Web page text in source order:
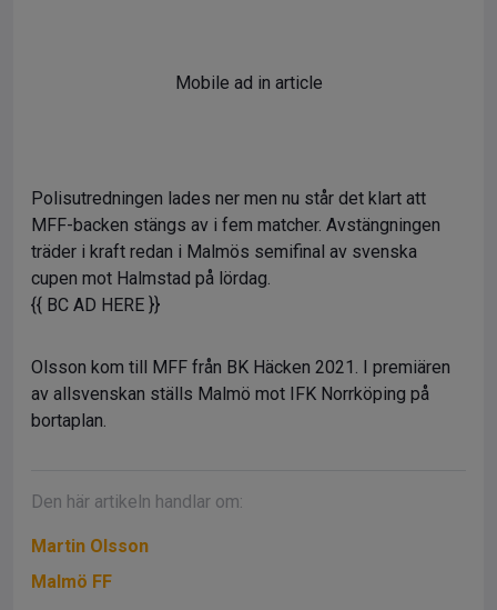
Mobile ad in article
Polisutredningen lades ner men nu står det klart att
MFF-backen stängs av i fem matcher. Avstängningen
träder i kraft redan i Malmös semifinal av svenska
cupen mot Halmstad på lördag.
{{ BC AD HERE }}
Olsson kom till MFF från BK Häcken 2021. I premiären
av allsvenskan ställs Malmö mot IFK Norrköping på
bortaplan.
Den här artikeln handlar om:
Martin Olsson
Malmö FF